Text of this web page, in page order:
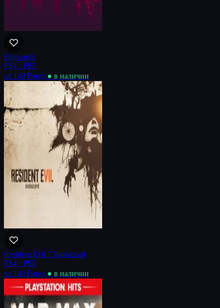
Firewatch
PS4 · PS5
от 149 ₽/нед ● в наличии
Resident Evil 7 Biohazard
PS4 · PS5
от 149 ₽/нед ● в наличии